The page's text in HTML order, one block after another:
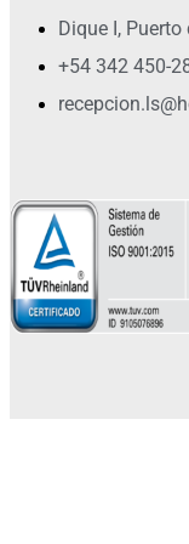
Dique I,
+54 342 450-